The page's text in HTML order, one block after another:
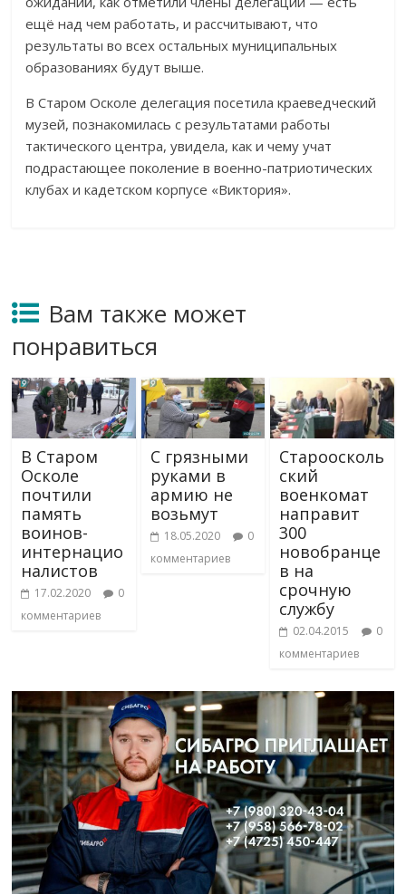
ещё над чем работать, и рассчитывают, что
результаты во всех остальных муниципальных
образованиях будут выше.
В Старом Осколе делегация посетила краеведческий
музей, познакомилась с результатами работы
тактического центра, увидела, как и чему учат
подрастающее поколение в военно-патриотических
клубах и кадетском корпусе «Виктория».
Вам также может
понравиться
В Старом
Осколе
почтили
память
воинов-
интернацио
налистов
17.02.2020
0
комментариев
С грязными
руками в
армию не
возьмут
18.05.2020
0
комментариев
Староосколь
ский
военкомат
направит
300
новобранце
в на
срочную
службу
02.04.2015
0
комментариев